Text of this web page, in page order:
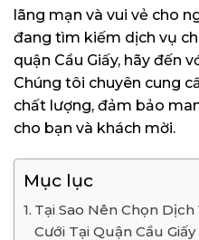
lãng mạn và vui vẻ cho
đang tìm kiếm dịch vụ
quận Cầu Giấy, hãy đến
Chúng tôi chuyên cung
chất lượng, đảm bảo
cho bạn và khách mời.
Mục lục
Tại Sao Nên Chọn
Cưới Tại Quận Cầu Giấy